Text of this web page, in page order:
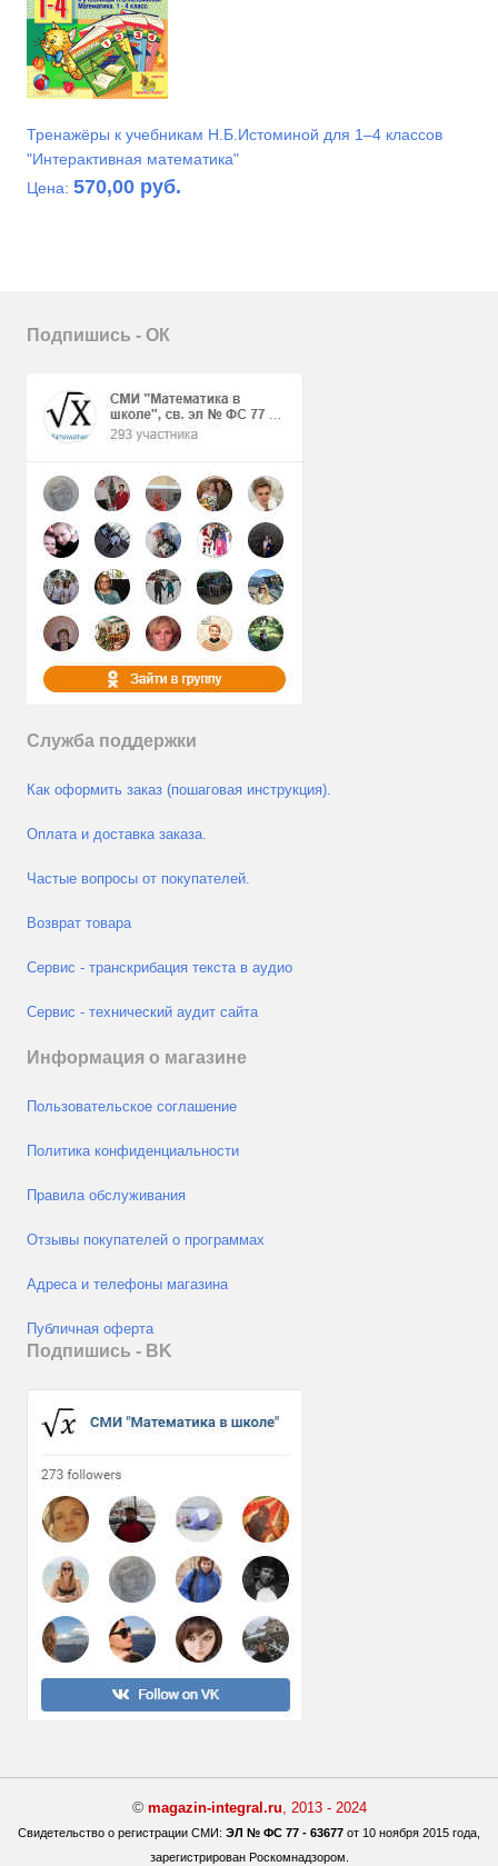
Тренажёры к учебникам Н.Б.Истоминой для 1–4 классов
"Интерактивная математика"
Цена: 570,00 руб.
Подпишись - ОК
Служба поддержки
Как оформить заказ (пошаговая инструкция).
Оплата и доставка заказа.
Частые вопросы от покупателей.
Возврат товара
Сервис - транскрибация текста в аудио
Сервис - технический аудит сайта
Информация о магазине
Пользовательское соглашение
Политика конфиденциальности
Правила обслуживания
Отзывы покупателей о программах
Адреса и телефоны магазина
Публичная оферта
Подпишись - ВK
© magazin-integral.ru, 2013 - 2024
Свидетельство о регистрации СМИ: ЭЛ № ФС 77 - 63677 от 10 ноября 2015 года,
зарегистрирован Роскомнадзором.